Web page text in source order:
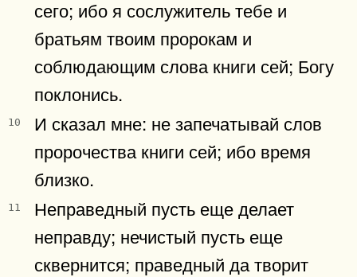
сего; ибо я сослужитель тебе и
братьям твоим пророкам и
соблюдающим слова книги сей; Богу
поклонись.
10
И сказал мне: не запечатывай слов
пророчества книги сей; ибо время
близко.
11
Неправедный пусть еще делает
неправду; нечистый пусть еще
сквернится; праведный да творит